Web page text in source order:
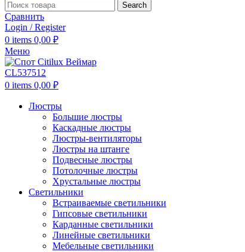
Search
Сравнить
Login / Register
0 items 0,00 ₽
Меню
0 items 0,00 ₽
Люстры
Большие люстры
Каскадные люстры
Люстры-вентиляторы
Люстры на штанге
Подвесные люстры
Потолочные люстры
Хрустальные люстры
Светильники
Встраиваемые светильники
Гипсовые светильники
Карданные светильники
Линейные светильники
Мебельные светильники